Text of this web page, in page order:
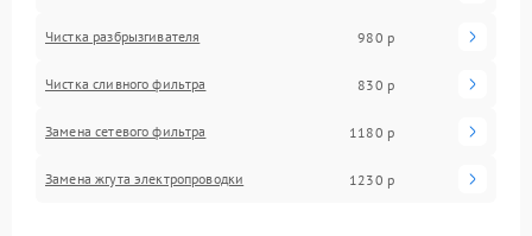
Чистка разбрызгивателя 980 р
Чистка сливного фильтра 830 р
Замена сетевого фильтра 1180 р
Замена жгута электропроводки 1230 р